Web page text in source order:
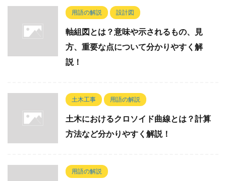
用語の解説 設計図
軸組図とは？意味や示されるもの、見
方、重要な点について分かりやすく解
説！
土木工事 用語の解説
土木におけるクロソイド曲線とは？計算
方法など分かりやすく解説！
用語の解説